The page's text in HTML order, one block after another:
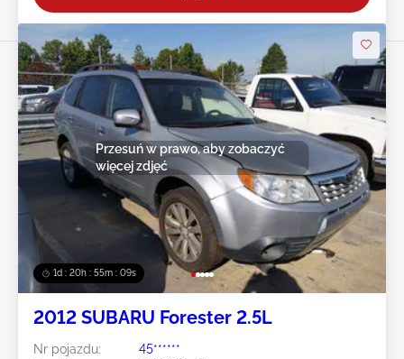
1d : 20h : 55m : 07s
Przesuń w prawo, aby zobaczyć
więcej zdjęć
2012 SUBARU Forester 2.5L
Nr pojazdu:
45******